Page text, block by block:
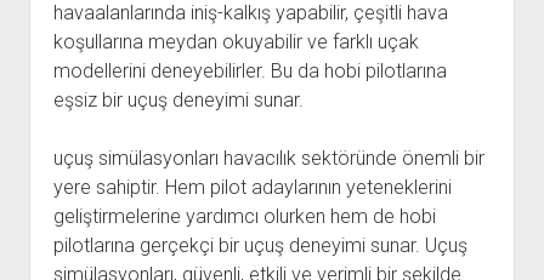
havaalanlarında iniş-kalkış yapabilir, çeşitli hava
koşullarına meydan okuyabilir ve farklı uçak
modellerini deneyebilirler. Bu da hobi pilotlarına
eşsiz bir uçuş deneyimi sunar.
uçuş simülasyonları havacılık sektöründe önemli bir
yere sahiptir. Hem pilot adaylarının yeteneklerini
geliştirmelerine yardımcı olurken hem de hobi
pilotlarına gerçekçi bir uçuş deneyimi sunar. Uçuş
simülasyonları, güvenli, etkili ve verimli bir şekilde